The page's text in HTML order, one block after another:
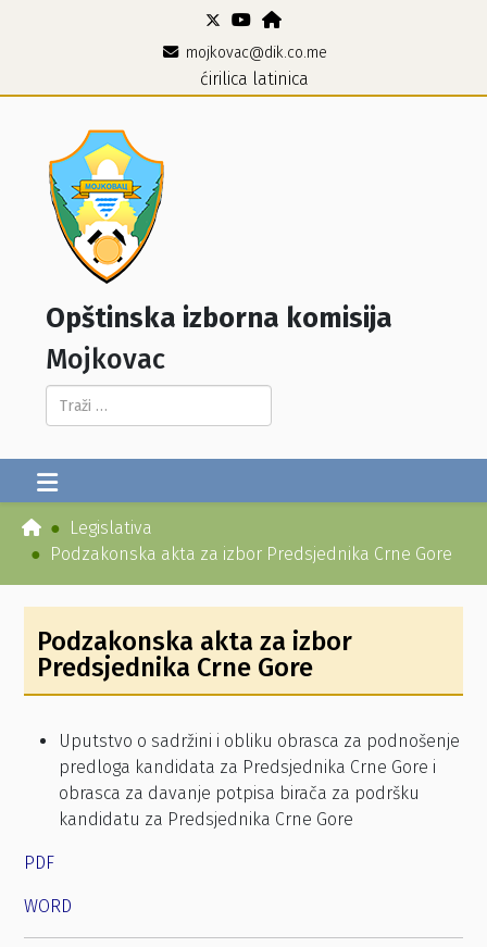
mojkovac@dik.co.me
ćirilica latinica
Opštinska izborna komisija
Mojkovac
Pretraga...
Legislativa
Podzakonska akta za izbor Predsjednika Crne Gore
Podzakonska akta za izbor
Predsjednika Crne Gore
Uputstvo o sadržini i obliku obrasca za podnošenje
predloga kandidata za Predsjednika Crne Gore i
obrasca za davanje potpisa birača za podršku
kandidatu za Predsjednika Crne Gore
PDF
WORD